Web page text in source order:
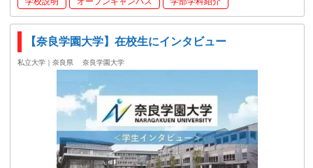
【奈良学園大学】在校生にインタビュー
私立大学｜奈良県 奈良学園大学